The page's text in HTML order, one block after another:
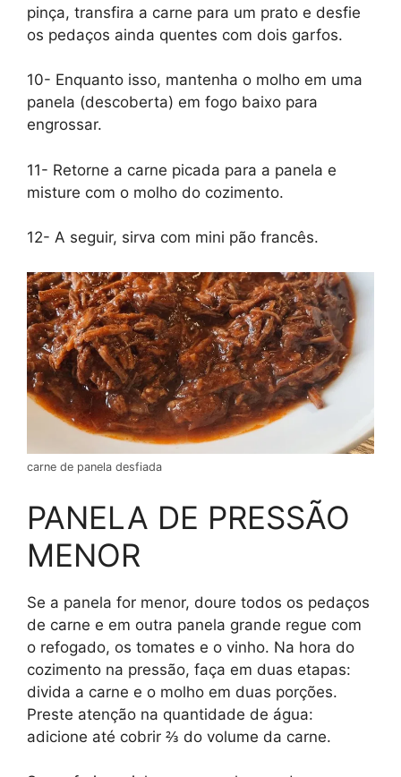
pinça, transfira a carne para um prato e desfie
os pedaços ainda quentes com dois garfos.
10- Enquanto isso, mantenha o molho em uma
panela (descoberta) em fogo baixo para
engrossar.
11- Retorne a carne picada para a panela e
misture com o molho do cozimento.
12- A seguir, sirva com mini pão francês.
carne de panela desfiada
PANELA DE PRESSÃO
MENOR
Se a panela for menor, doure todos os pedaços
de carne e em outra panela grande regue com
o refogado, os tomates e o vinho. Na hora do
cozimento na pressão, faça em duas etapas:
divida a carne e o molho em duas porções.
Preste atenção na quantidade de água:
adicione até cobrir ⅔ do volume da carne.